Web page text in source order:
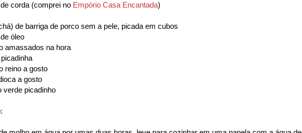
corda (comprei no Empório Casa Encantada)
de barriga de porco sem a pele, picada em cubos
óleo
amassados na hora
reino a gosto
a gosto
verde picadinho